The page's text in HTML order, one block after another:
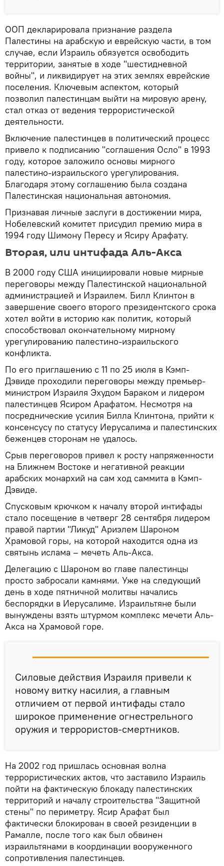
ООП декларировала признание раздела
Палестины на арабскую и еврейскую части, в том
случае, если Израиль обязуется освободить
территории, занятые в ходе "шестидневной
войны", и ликвидирует на этих землях еврейские
поселения. Ключевым аспектом, который
позволил палестинцам выйти на мировую арену,
стал отказ от ведения террористической
деятельности.
Включение палестинцев в политический процесс
привело к подписанию "соглашения Осло" в 1993
году, которое заложило основы мирного
палестино-израильского урегулирования.
Благодаря этому соглашению была создана
Палестинская национальная автономия.
Признавая личные заслуги в достижении мира,
Нобелевский комитет присудил премию мира в
1994 году Шимону Пересу и Ясиру Арафату.
Вторая, или интифада Аль-Акса
В 2000 году США инициировали новые мирные
переговоры между Палестинской национальной
администрацией и Израилем. Билл Клинтон в
завершение своего второго президентского срока
хотел войти в историю как политик, который
способствовал окончательному мирному
урегулированию палестино-израильского
конфликта.
По его приглашению с 11 по 25 июля в Кэмп-
Дэвиде проходили переговоры между премьер-
министром Израиля Эхудом Бараком и лидером
палестинцев Ясиром Арафатом. Несмотря на
посреднические усилия Билла Клинтона, прийти к
консенсусу по статусу Иерусалима и палестинских
беженцев сторонам не удалось.
Срыв переговоров привел к росту напряженности
на Ближнем Востоке и негативной реакции
арабских монархий на сам ход саммита в Кэмп-
Дэвиде.
Спусковым крючком к началу второй интифады
стало посещение в четверг 28 сентября лидером
правой партии "Ликуд" Ариэлем Шароном
Храмовой горы, на которой находится одна из
святынь ислама – мечеть Аль-Акса.
Делегацию с Шароном во главе палестинцы
просто забросали камнями. Уже на следующий
день в ходе пятничной молитвы начались
беспорядки в Иерусалиме. Израильтяне были
вынуждены взять штурмом комплекс мечети Аль-
Акса на Храмовой горе.
Силовые действия Израиля привели к
новому витку насилия, а главным
отличием от первой интифады стало
широкое применение огнестрельного
оружия и террористов-смертников.
На 2002 год пришлась основная волна
террористических актов, что заставило Израиль
пойти на фактическую блокаду палестинских
территорий и началу строительства "Защитной
стены" по периметру. Ясир Арафат был
фактически блокирован в своей резиденции в
Рамалле, после того как был обвинен
израильтянами в координации вооруженного
сопротивления палестинцев.